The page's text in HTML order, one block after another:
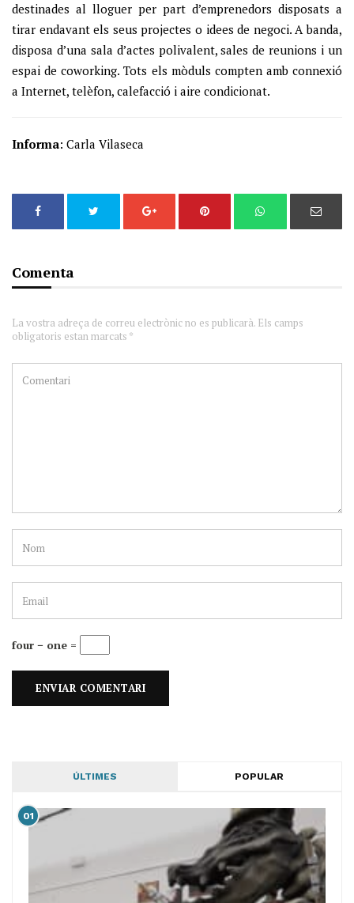
destinades al lloguer per part d’emprenedors disposats a
tirar endavant els seus projectes o idees de negoci. A banda,
disposa d’una sala d’actes polivalent, sales de reunions i un
espai de coworking. Tots els mòduls compten amb connexió
a Internet, telèfon, calefacció i aire condicionat.
Informa: Carla Vilaseca
Comenta
La vostra adreça de correu electrònic no es publicarà. Els camps
obligatoris estan marcats *
four − one =
ÚLTIMES POPULAR
01